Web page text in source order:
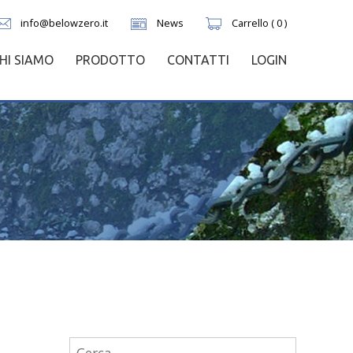
info@belowzero.it News Carrello ( 0 )
SIAMO PRODOTTO CONTATTI LOGIN
Ricerca